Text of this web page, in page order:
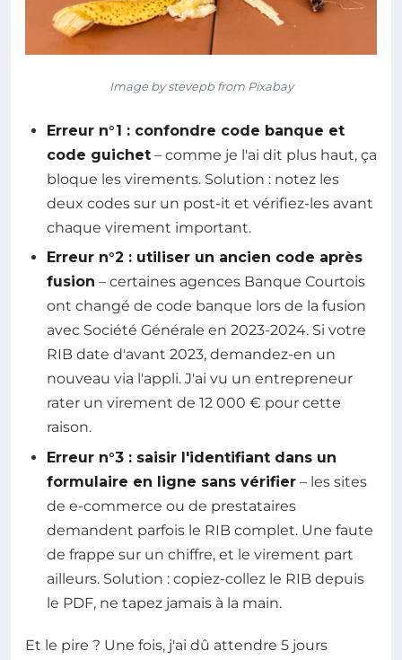
Image by stevepb from Pixabay
Erreur n°1 : confondre code banque et
code guichet – comme je l'ai dit plus haut, ça
bloque les virements. Solution : notez les
deux codes sur un post-it et vérifiez-les avant
chaque virement important.
Erreur n°2 : utiliser un ancien code après
fusion – certaines agences Banque Courtois
ont changé de code banque lors de la fusion
avec Société Générale en 2023-2024. Si votre
RIB date d'avant 2023, demandez-en un
nouveau via l'appli. J'ai vu un entrepreneur
rater un virement de 12 000 € pour cette
raison.
Erreur n°3 : saisir l'identifiant dans un
formulaire en ligne sans vérifier – les sites
de e-commerce ou de prestataires
demandent parfois le RIB complet. Une faute
de frappe sur un chiffre, et le virement part
ailleurs. Solution : copiez-collez le RIB depuis
le PDF, ne tapez jamais à la main.
Et le pire ? Une fois, j'ai dû attendre 5 jours